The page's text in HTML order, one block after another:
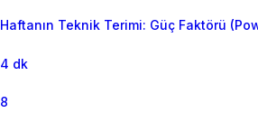
Haftanın Teknik Terimi: Güç Faktörü
4 dk
8